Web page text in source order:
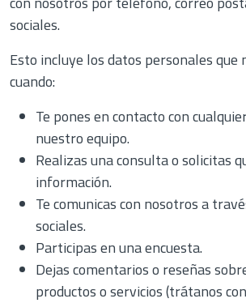
sociales.
Esto incluye los datos personales que
cuando:
Te pones en contacto con
nuestro equipo.
Realizas una consulta o solicitas
información.
Te comunicas con nosotros a
sociales.
Participas en una encuesta.
Dejas comentarios o reseñas
productos o servicios (trátanos